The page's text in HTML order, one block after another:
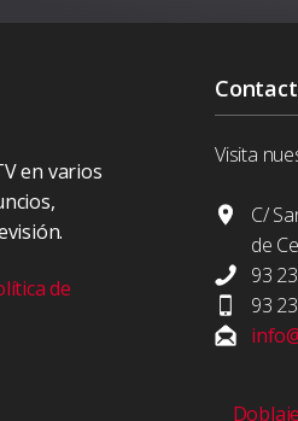
en varios
de
Visita
C/
de
93
93